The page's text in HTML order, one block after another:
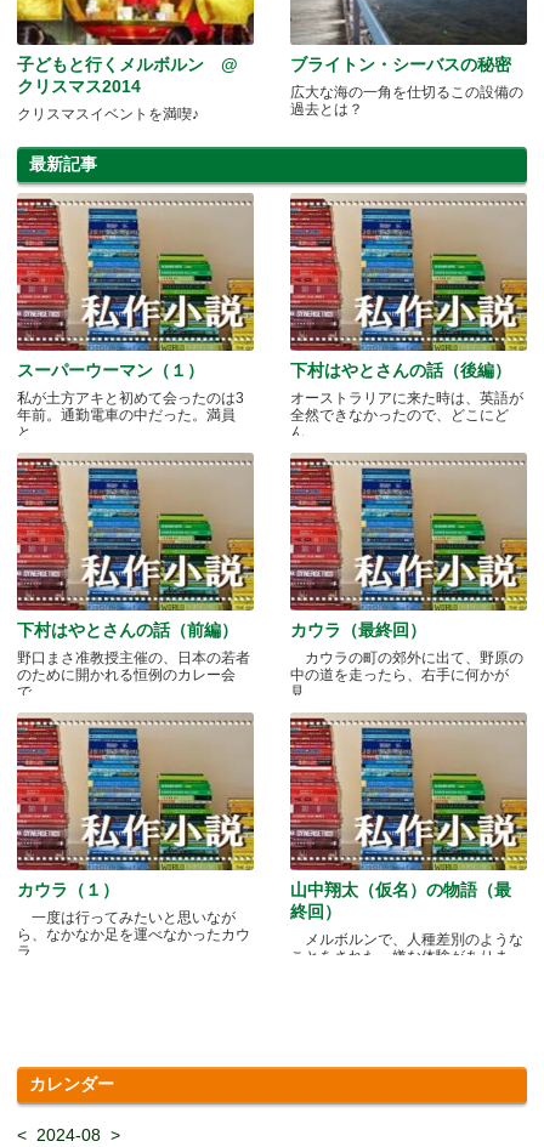
子どもと行くメルボルン @
クリスマス2014
クリスマスイベントを満喫♪
ブライトン・シーバスの秘密
広大な海の一角を仕切るこの設備の
過去とは？
最新記事
スーパーウーマン（１）
私が土方アキと初めて会ったのは3
年前。通勤電車の中だった。満員
と.....
下村はやとさんの話（後編）
オーストラリアに来た時は、英語が
全然できなかったので、どこにど
ん.....
下村はやとさんの話（前編）
野口まさ准教授主催の、日本の若者
のために開かれる恒例のカレー会
で.....
カウラ（最終回）
カウラの町の郊外に出て、野原の
中の道を走ったら、右手に何かが
見.....
カウラ（１）
一度は行ってみたいと思いなが
ら、なかなか足を運べなかったカウ
ラ.....
山中翔太（仮名）の物語（最
終回）
メルボルンで、人種差別のような
ことをされた、嫌な体験がありま
カレンダー
< 2024-08 >